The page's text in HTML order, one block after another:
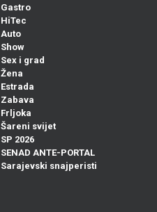
Gastro
HiTec
Auto
Show
Sex i grad
Žena
Estrada
Zabava
Frljoka
Šareni svijet
SP 2026
SENAD ANTE-PORTAL
Sarajevski snajperisti